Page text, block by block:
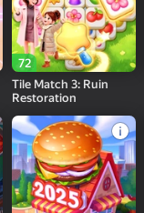
72
Tile Match 3: Ruin
Restoration